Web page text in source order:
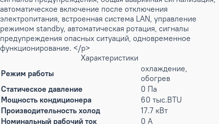
автоматическое включение после отключения
электропитания, встроенная система LAN, управление
режимом standby, автоматическая ротация, сигналы
предупреждения опасных ситуаций, одновременное
функционирование. </p>
Характеристики
Режим работы
охлаждение,
обогрев
Статическое давление
0 Па
Мощность кондиционера
60 тыс.BTU
Производительность холод
17.7 кВт
Номинальный рабочий ток
0 А